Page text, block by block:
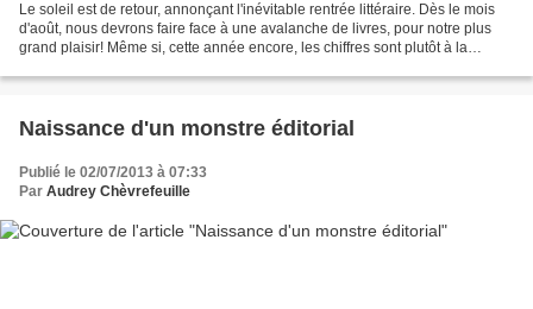
Le soleil est de retour, annonçant l'inévitable rentrée littéraire. Dès le mois
d'août, nous devrons faire face à une avalanche de livres, pour notre plus
grand plaisir! Même si, cette année encore, les chiffres sont plutôt à la
Naissance d'un monstre éditorial
Publié le 02/07/2013 à 07:33
Par Audrey Chèvrefeuille